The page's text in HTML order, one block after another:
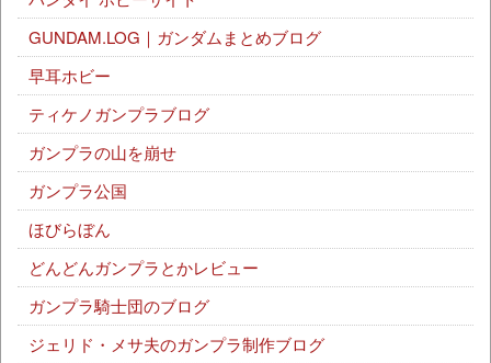
GUNDAM.LOG｜ガンダムまとめブログ
早耳ホビー
ティケノガンプラブログ
ガンプラの山を崩せ
ガンプラ公国
ほびらぼん
どんどんガンプラとかレビュー
ガンプラ騎士団のブログ
ジェリド・メサ夫のガンプラ制作ブログ